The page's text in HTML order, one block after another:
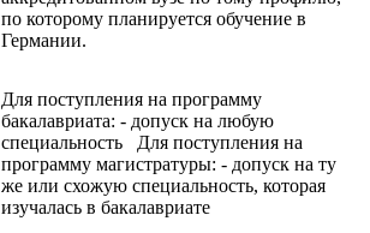
по которому планируется обучение в
Германии.
Для поступления на программу
бакалавриата: - допуск на любую
специальность Для поступления на
программу магистратуры: - допуск на ту
же или схожую специальность, которая
изучалась в бакалавриате